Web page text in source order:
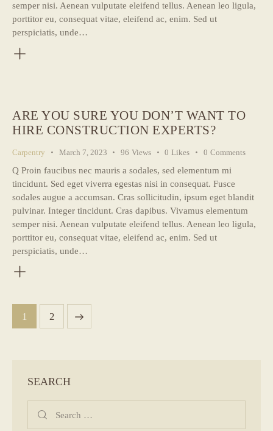
semper nisi. Aenean vulputate eleifend tellus. Aenean leo ligula,
porttitor eu, consequat vitae, eleifend ac, enim. Sed ut
perspiciatis, unde…
ARE YOU SURE YOU DON’T WANT TO
HIRE CONSTRUCTION EXPERTS?
Carpentry March 7, 2023 96 Views 0 Likes 0 Comments
Q Proin faucibus nec mauris a sodales, sed elementum mi
tincidunt. Sed eget viverra egestas nisi in consequat. Fusce
sodales augue a accumsan. Cras sollicitudin, ipsum eget blandit
pulvinar. Integer tincidunt. Cras dapibus. Vivamus elementum
semper nisi. Aenean vulputate eleifend tellus. Aenean leo ligula,
porttitor eu, consequat vitae, eleifend ac, enim. Sed ut
perspiciatis, unde…
POSTS
NAVIGATION
Page
1 Page
2
SEARCH
for: